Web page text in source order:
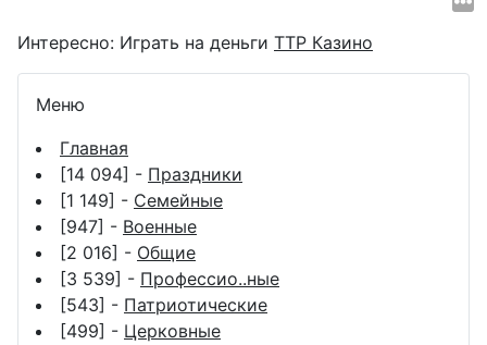
Интересно: Играть на деньги ТТР Казино
Меню
Главная
[14 094] - Праздники
[1 149] - Семейные
[947] - Военные
[2 016] - Общие
[3 539] - Профессио..ные
[543] - Патриотические
[499] - Церковные